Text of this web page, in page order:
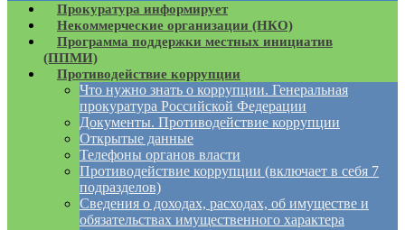
Прокуратура информирует
Некоммерческие организации (НКО)
Программа поддержки местных инициатив
(ППМИ)
Противодействие коррупции
Что нужно знать о коррупции. Генеральная
прокуратура Российской Федерации
Документы. Противодействие коррупции
Открытые данные
Телефоны органов власти
Противодействие коррупции (включает в себя 7
подразделов)
Сведения о доходах, расходах, об имуществе и
обязательствах имущественного характера